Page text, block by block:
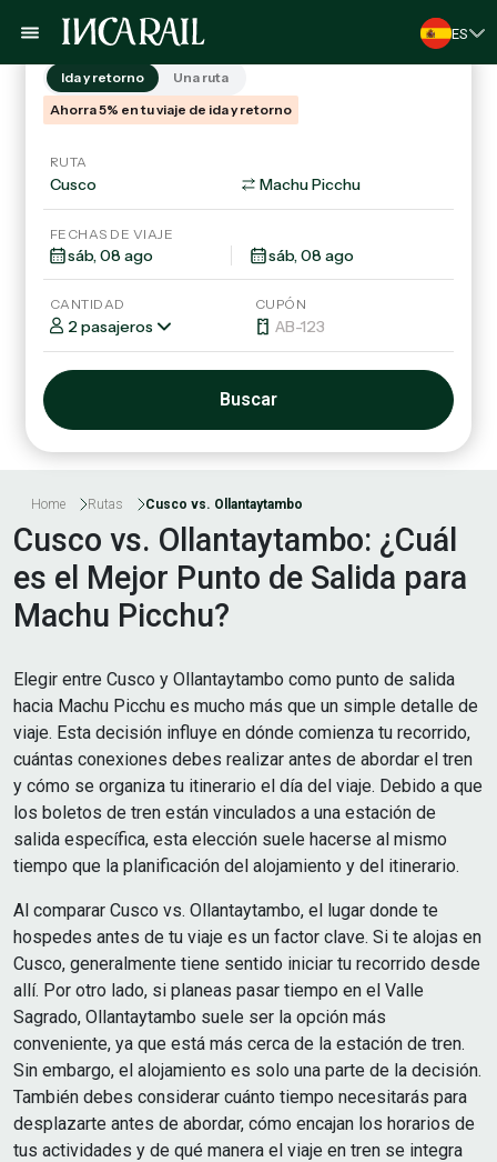
ES
Ida y retorno
Una ruta
Ahorra 5% en tu viaje de ida y retorno
RUTA
FECHAS DE VIAJE
CANTIDAD
2 pasajeros
CUPÓN
Buscar
Home Rutas Cusco vs. Ollantaytambo
Cusco vs. Ollantaytambo: ¿Cuál
es el Mejor Punto de Salida para
Machu Picchu?
Elegir entre Cusco y Ollantaytambo como punto de salida
hacia Machu Picchu es mucho más que un simple detalle de
viaje. Esta decisión influye en dónde comienza tu recorrido,
cuántas conexiones debes realizar antes de abordar el tren
y cómo se organiza tu itinerario el día del viaje. Debido a que
los boletos de tren están vinculados a una estación de
salida específica, esta elección suele hacerse al mismo
tiempo que la planificación del alojamiento y del itinerario.
Al comparar Cusco vs. Ollantaytambo, el lugar donde te
hospedes antes de tu viaje es un factor clave. Si te alojas en
Cusco, generalmente tiene sentido iniciar tu recorrido desde
allí. Por otro lado, si planeas pasar tiempo en el Valle
Sagrado, Ollantaytambo suele ser la opción más
conveniente, ya que está más cerca de la estación de tren.
Sin embargo, el alojamiento es solo una parte de la decisión.
También debes considerar cuánto tiempo necesitarás para
desplazarte antes de abordar, cómo encajan los horarios de
tus actividades y de qué manera el viaje en tren se integra